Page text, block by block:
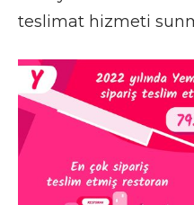
teslimat hizmeti